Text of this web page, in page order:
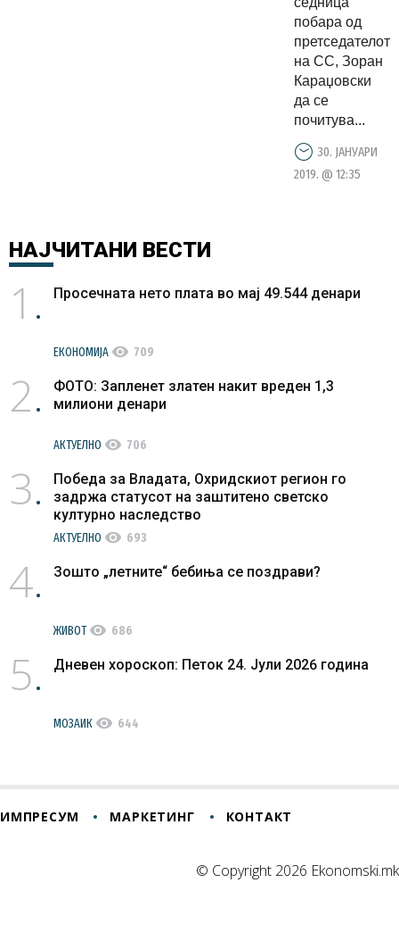
побара од
претседателот
на СС, Зоран
Караџовски
да се
почитува...
30. ЈАНУАРИ
2019. @ 12:35
НАЈЧИТАНИ ВЕСТИ
1 Просечната нето плата во мај 49.544 денари
ЕКОНОМИЈА visibility 709
2
ФОТО: Запленет златен накит вреден 1,3
милиони денари
АКТУЕЛНО visibility 706
3
Победа за Владата, Охридскиот регион го
задржа статусот на заштитено светско
културно наследство
АКТУЕЛНО visibility 693
4 Зошто „летните“ бебиња се поздрави?
ЖИВОТvisibility 686
5 Дневен хороскоп: Петок 24. Јули 2026 година
МОЗАИК visibility 644
ИМПРЕСУМ МАРКЕТИНГ КОНТАКТ
© Copyright 2026 Ekonomski.mk